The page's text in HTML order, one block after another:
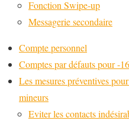
Fonction Swipe-up
Messagerie secondaire
Compte personnel
Comptes par défauts pour -
Les mesures préventives
mineurs
Eviter les contacts